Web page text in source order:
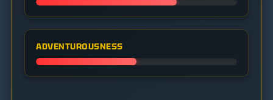
ADVENTUROUSNESS